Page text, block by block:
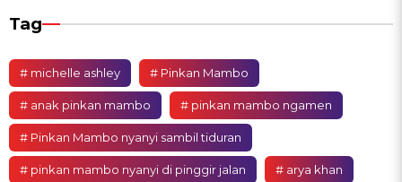
Tag
# michelle ashley # Pinkan Mambo
# anak pinkan mambo # pinkan mambo ngamen
# Pinkan Mambo nyanyi sambil tiduran
# pinkan mambo nyanyi di pinggir jalan # arya khan